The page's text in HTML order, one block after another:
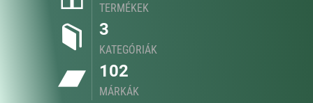
TERMÉKEK
3
KATEGÓRIÁK
102
MÁRKÁK